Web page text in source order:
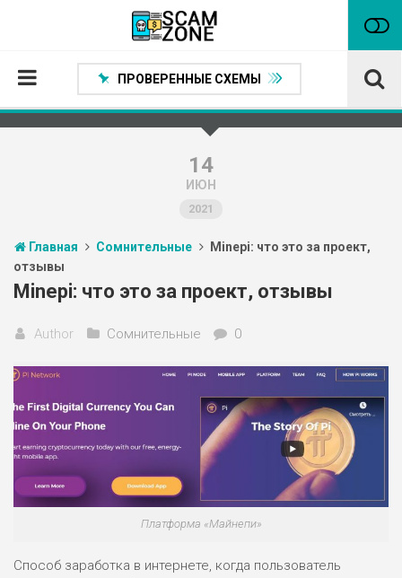
Проверенные способы заработка
Статьи
Партнеры
ПРОВЕРЕННЫЕ СХЕМЫ
14
ИЮН
2021
Главная Сомнительные
Minepi: что это за проект,
отзывы
Minepi: что это за проект, отзывы
Author Сомнительные 0
Платформа «Майнепи»
Способ заработка в интернете, когда пользователь